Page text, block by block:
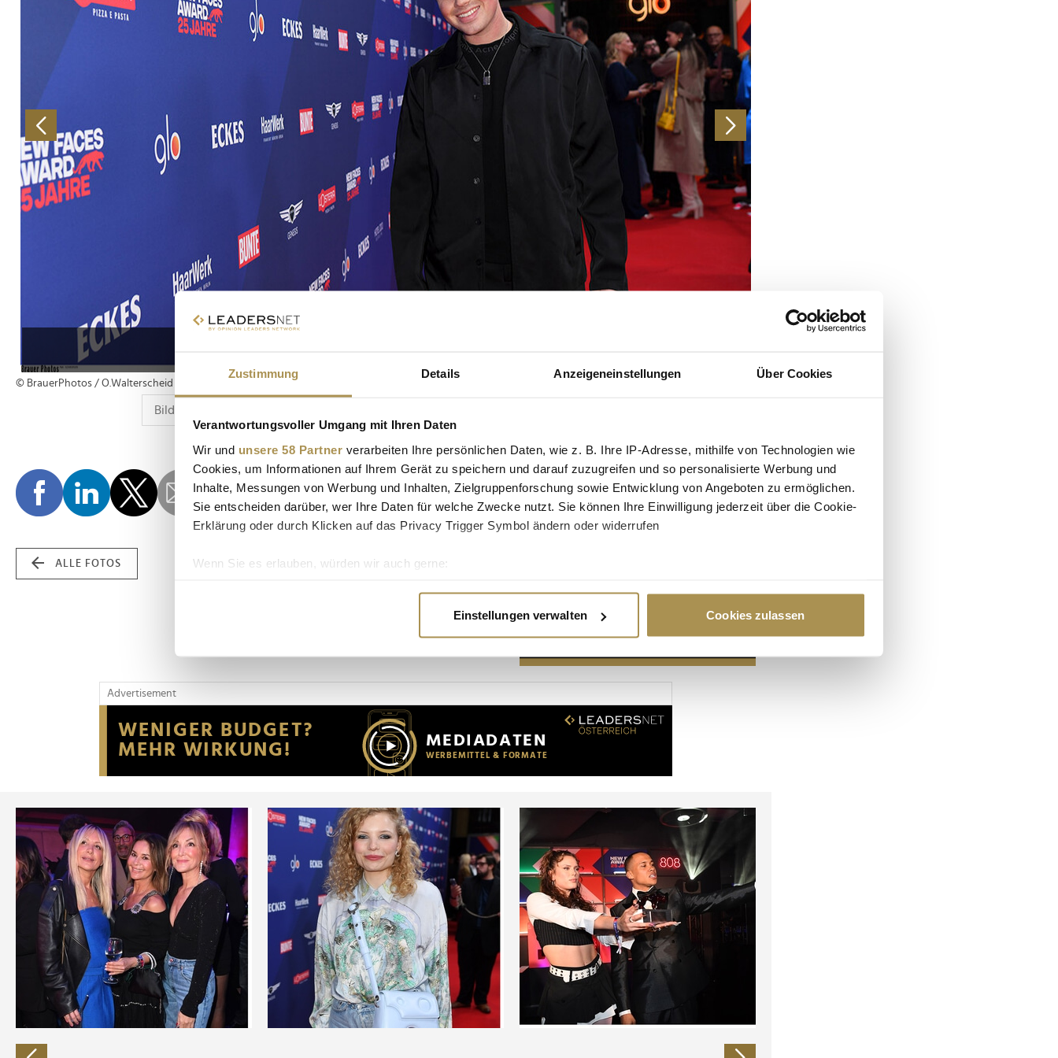
Zustimmung Details Anzeigeneinstellungen Über Cookies
Verantwortungsvoller Umgang mit Ihren Daten
Wir und unsere 58 Partner verarbeiten Ihre persönlichen Daten, wie z. B. Ihre IP-Adresse, mithilfe von Technologien wie
Cookies, um Informationen auf Ihrem Gerät zu speichern und darauf zuzugreifen und so personalisierte Werbung und
Inhalte, Messungen von Werbung und Inhalten, Zielgruppenforschung sowie Entwicklung von Angeboten zu ermöglichen.
Sie entscheiden darüber, wer Ihre Daten für welche Zwecke nutzt. Sie können Ihre Einwilligung jederzeit über die Cookie-
Erklärung oder durch Klicken auf das Privacy Trigger Symbol ändern oder widerrufen
Wenn Sie es erlauben, würden wir auch gerne:
Erfahren Sie mehr darüber, wie Ihre persönlichen Daten verarbeitet werden, und legen Sie Ihre Präferenzen im
Wir verwenden Cookies, um Inhalte und Anzeigen zu personalisieren, Funktionen für soziale Medien anbieten zu können
Website an unsere Partner für soziale Medien, Werbung und Analysen weiter. Unsere Partner führen diese Informationen
möglicherweise mit weiteren Daten zusammen, die Sie ihnen bereitgestellt haben oder die sie im Rahmen Ihrer Nutzung
der Dienste gesammelt haben.
Einstellungen verwalten Cookies zulassen
© BrauerPhotos / O.Walterscheid
ALLE FOTOS
Advertisement
Advertisement